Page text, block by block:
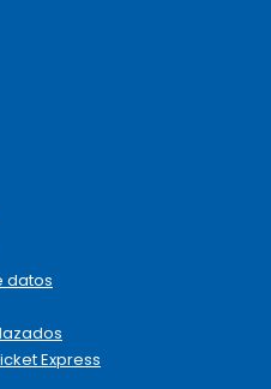
datos
Express